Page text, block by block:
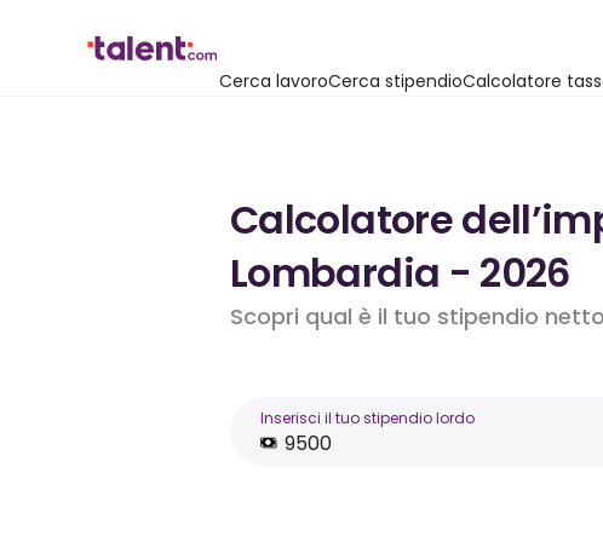
Cerca lavoroCerca stipendioCalcolatore
Calcolatore
Lombardia - 2026
Scopri qual è il tuo stipendio netto
Inserisci il tuo stipendio lordo